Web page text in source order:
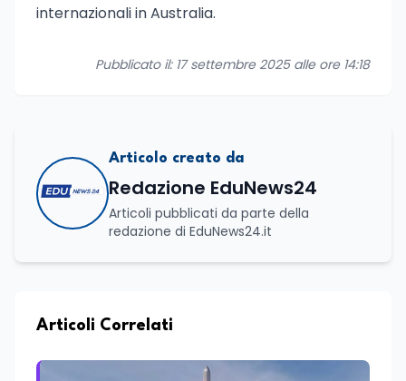
internazionali in Australia.
Pubblicato il: 17 settembre 2025 alle ore 14:18
Articolo creato da
Redazione EduNews24
Articoli pubblicati da parte della
redazione di EduNews24.it
Articoli Correlati